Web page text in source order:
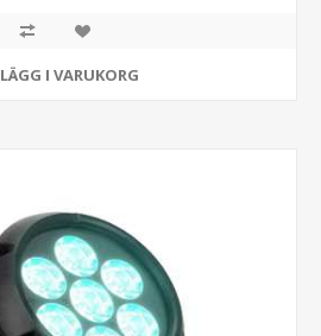
LÄGG I VARUKORG